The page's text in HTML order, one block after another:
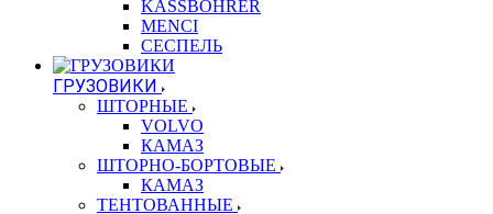
KASSBOHRER
MENCI
СЕСПЕЛЬ
ГРУЗОВИКИ
ШТОРНЫЕ
VOLVO
КАМАЗ
ШТОРНО-БОРТОВЫЕ
КАМАЗ
ТЕНТОВАННЫЕ